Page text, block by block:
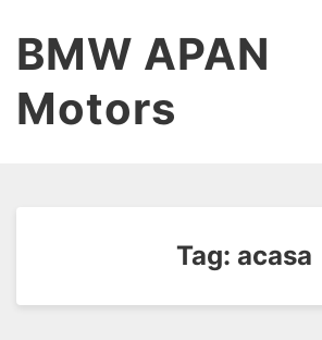
BMW APAN
Motors
Tag: acasa